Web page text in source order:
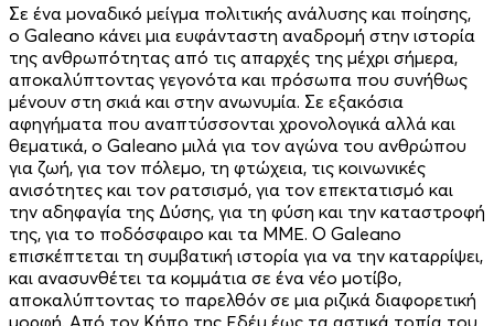
Σε ένα μοναδικό μείγμα πολιτικής ανάλυσης και ποίησης,
ο Galeano κάνει μια ευφάνταστη αναδρομή στην ιστορία
της ανθρωπότητας από τις απαρχές της μέχρι σήμερα,
αποκαλύπτοντας γεγονότα και πρόσωπα που συνήθως
μένουν στη σκιά και στην ανωνυμία. Σε εξακόσια
αφηγήματα που αναπτύσσονται χρονολογικά αλλά και
θεματικά, ο Galeano μιλά για τον αγώνα του ανθρώπου
για ζωή, για τον πόλεμο, τη φτώχεια, τις κοινωνικές
ανισότητες και τον ρατσισμό, για τον επεκτατισμό και
την αδηφαγία της Δύσης, για τη φύση και την καταστροφή
της, για το ποδόσφαιρο και τα ΜΜΕ. Ο Galeano
επισκέπτεται τη συμβατική ιστορία για να την καταρρίψει,
και ανασυνθέτει τα κομμάτια σε ένα νέο μοτίβο,
αποκαλύπτοντας το παρελθόν σε μια ριζικά διαφορετική
μορφή. Από τον Κήπο της Εδέμ έως τα αστικά τοπία του